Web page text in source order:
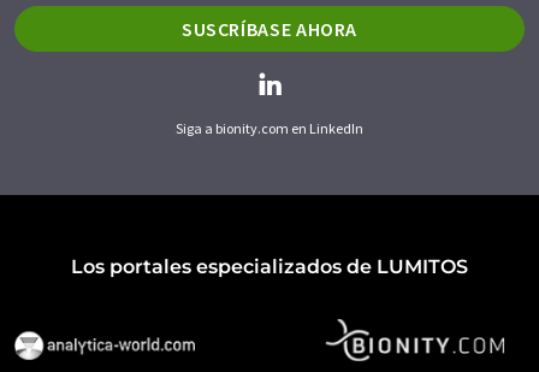
SUSCRÍBASE AHORA
Siga a bionity.com en LinkedIn
Los portales especializados de LUMITOS